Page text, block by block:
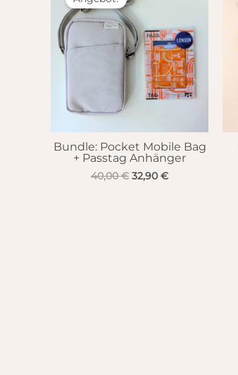
Bundle: Pocket Mobile Bag
+ Passtag Anhänger
40,00€ Ursprünglicher
32,90 €Aktueller